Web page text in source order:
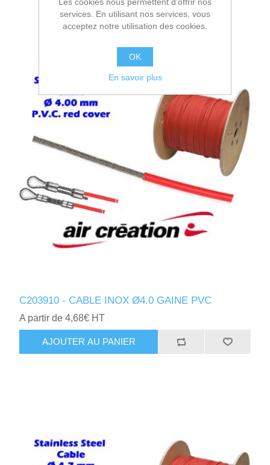
C203910 - CABLE INOX Ø4.0 GAINE PVC
A partir de 4,68€ HT
AJOUTER AU PANIER
services. En utilisant nos services, vous
acceptez notre utilisation des cookies.
OK
En savoir plus